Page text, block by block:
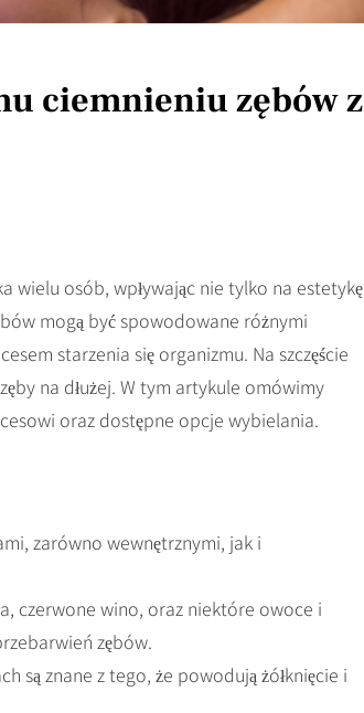
ciemnieniu zębów z
osób, wpływając nie tylko na estetykę
mogą być spowodowane różnymi
starzenia się organizmu. Na szczęście
na dłużej. W tym artykule omówimy
oraz dostępne opcje wybielania.
zarówno wewnętrznymi, jak i
czerwone wino, oraz niektóre owoce i
zębów.
są znane z tego, że powodują żółknięcie i